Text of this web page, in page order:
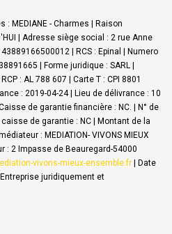
MEDIANE - Charmes | Raison
| Adresse siège social : 2 rue Anne
| RCS : Epinal | Numero
| Forme juridique : SARL |
: AL 788 607 | Carte T : CPI 8801
: 2019-04-24 | Lieu de délivrance : 10
de garantie financière : NC. | N° de
de garantie : NC | Montant de la
: MEDIATION- VIVONS MIEUX
: 2 Impasse de Beauregard-54000
vivons-mieux-ensemble.fr | Date
Entreprise juridiquement et